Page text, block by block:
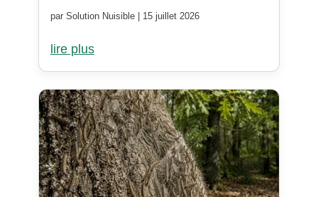
par Solution Nuisible | 15 juillet 2026
lire plus